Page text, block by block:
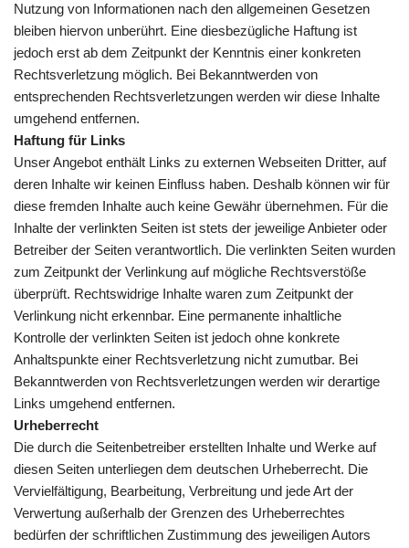
Nutzung von Informationen nach den allgemeinen Gesetzen
bleiben hiervon unberührt. Eine diesbezügliche Haftung ist
jedoch erst ab dem Zeitpunkt der Kenntnis einer konkreten
Rechtsverletzung möglich. Bei Bekanntwerden von
entsprechenden Rechtsverletzungen werden wir diese Inhalte
umgehend entfernen.
Haftung für Links
Unser Angebot enthält Links zu externen Webseiten Dritter, auf
deren Inhalte wir keinen Einfluss haben. Deshalb können wir für
diese fremden Inhalte auch keine Gewähr übernehmen. Für die
Inhalte der verlinkten Seiten ist stets der jeweilige Anbieter oder
Betreiber der Seiten verantwortlich. Die verlinkten Seiten wurden
zum Zeitpunkt der Verlinkung auf mögliche Rechtsverstöße
überprüft. Rechtswidrige Inhalte waren zum Zeitpunkt der
Verlinkung nicht erkennbar. Eine permanente inhaltliche
Kontrolle der verlinkten Seiten ist jedoch ohne konkrete
Anhaltspunkte einer Rechtsverletzung nicht zumutbar. Bei
Bekanntwerden von Rechtsverletzungen werden wir derartige
Links umgehend entfernen.
Urheberrecht
Die durch die Seitenbetreiber erstellten Inhalte und Werke auf
diesen Seiten unterliegen dem deutschen Urheberrecht. Die
Vervielfältigung, Bearbeitung, Verbreitung und jede Art der
Verwertung außerhalb der Grenzen des Urheberrechtes
bedürfen der schriftlichen Zustimmung des jeweiligen Autors